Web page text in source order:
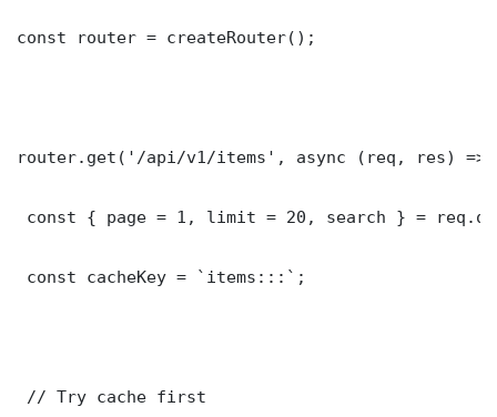
const router = createRouter();
router.get('/api/v1/items', async (req, res) =>
const { page = 1, limit = 20, search } =
const cacheKey = `items:::`;
// Try cache first